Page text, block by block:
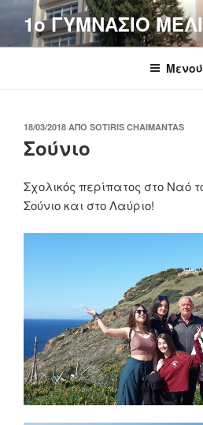
Μετάβαση
περιεχόμενο
1o ΓΥΜΝΑΣΙΟ
Μενού
ΔΗΜΟΣΙΕΎΤΗΚΕ
ΣΤΙΣ
18/03/2018 ΑΠΌ SOTIRIS CHAIMANTAS
Σούνιο
Σχολικός περίπατος στο Ναό
Σούνιο και στο Λαύριο!